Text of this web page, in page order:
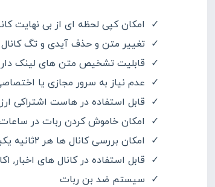
امکان کپی لحظه ای از بی نهایت
تغییر متن و حذف آیدی و تگ کانال
قابلیت تشخیص متن های لینک دار
عدم نیاز به سرور مجازی یا
قابل استفاده در هاست اشتراکی
امکان خاموش کردن ربات در
امکان بررسی کانال ها هر ۲ثانیه یکبار یا بیشتر
قابل استفاده در کانال های
سیستم ضد بن ربات